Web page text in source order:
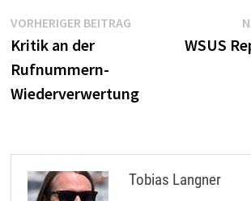
Beitragsnavigation
VORHERIGER BEITRAGVorheriger
Kritik an der
Rufnummern-
Wiederverwertung
WSUS
Tobias Langner